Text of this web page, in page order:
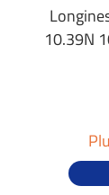
10.39N